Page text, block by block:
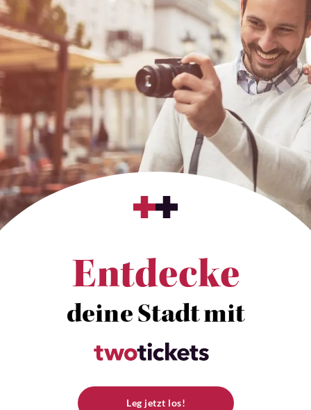
Entdecke
deine Stadt mit
Leg jetzt los!